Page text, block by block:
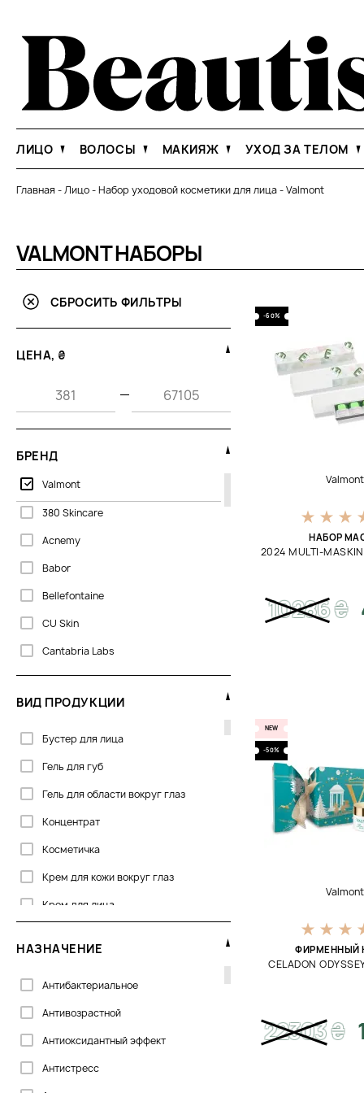
ЛИЦО ВОЛОСЫ МАКИЯЖ УХОД ЗА ТЕЛОМ
Главная -Лицо-Набор уходовой косметики для лица-Valmont
VALMONT НАБОРЫ
СБРОСИТЬ ФИЛЬТРЫ
ЦЕНА, ₴
—
БРЕНД
Valmont
380 Skincare
Acnemy
Babor
Bellefontaine
CU Skin
Cantabria Labs
Colorescience
Dermalogica
DoTERRA
Dr.Spiller
Embryolisse
Emma Hardie
Erborian
GIGI
Genosys
Image Skincare
Institut Esthederm
Instytutum
Janssen Cosmetics
La Biosthetique
ВИД ПРОДУКЦИИ
Бустер для лица
Гель для губ
Гель для области вокруг глаз
Концентрат
Косметичка
Крем для кожи вокруг глаз
Крем для лица
Крем-маска
Крем-шампунь
Лосьон для лица
Маска для лица
НАЗНАЧЕНИЕ
Антибактериальное
Антивозрастной
Антиоксидантный эффект
Антистресс
-60%
Valmont
НАБОР
2024 MULTI-
10286₴
NEW
-50%
Valmont
ФИРМЕННЫЙ
CELADON
22303₴